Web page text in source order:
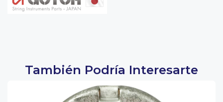
También Podría Interesarte